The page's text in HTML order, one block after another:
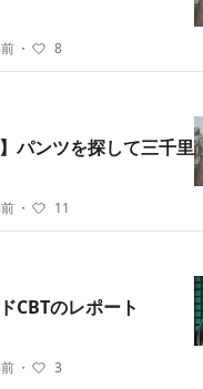
・ 8
パンツを探して三千里
・ 11
CBTのレポート
・ 3